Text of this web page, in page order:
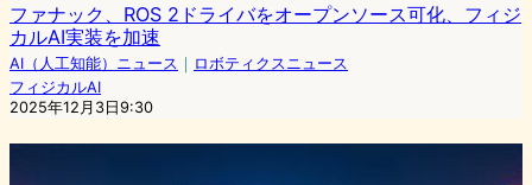
ファナック、ROS 2ドライバをオープンソース可化、フィジ
カルAI実装を加速
AI（人工知能）ニュース ｜ ロボティクスニュース
フィジカルAI
2025年12月3日9:30